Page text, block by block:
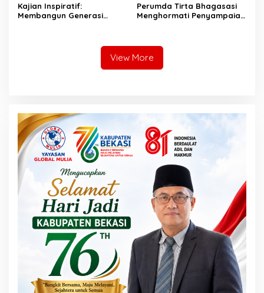
Kajian Inspiratif:
Membangun Generasi
Perumda Tirta Bhagasasi
Menghormati Penyampaian
Perusahaan yang Baik
View More